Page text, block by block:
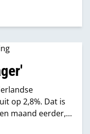
op 2,8%. Dat is
maand eerder,
jaar.